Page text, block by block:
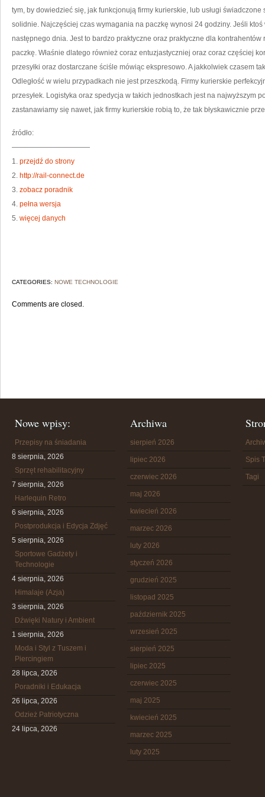
tym, by dowiedzieć się, jak funkcjonują firmy kurierskie, lub usługi świadczone
solidnie. Najczęściej czas wymagania na paczkę wynosi 24 godziny. Jeśli ktoś
następnego dnia. Jest to bardzo praktyczne oraz praktyczne dla
paczkę. Właśnie dlatego również coraz entuzjastyczniej oraz coraz częściej
przesyłki oraz dostarczane ściśle mówiąc ekspresowo. A jakkolwiek czasem
Odległość w wielu przypadkach nie jest przeszkodą. Firmy kurierskie
przesyłek. Logistyka oraz spedycja w takich jednostkach jest na najwyższym
zastanawiamy się nawet, jak firmy kurierskie robią to, że tak błyskawicznie
źródło:
———————————
1. przejdź do strony
2. http://rail-connect.de
3. zobacz poradnik
4. pełna wersja
5. więcej danych
CATEGORIES: NOWE TECHNOLOGIE
Comments are closed.
Nowe wpisy:
Przepisy na śniadania
8 sierpnia, 2026
Sprzęt rehabilitacyjny
7 sierpnia, 2026
Harlequin Retro
6 sierpnia, 2026
Postprodukcja i Edycja Zdjęć
5 sierpnia, 2026
Sportowe Gadżety i
Technologie
4 sierpnia, 2026
Himalaje (Azja)
3 sierpnia, 2026
Dźwięki Natury i Ambient
1 sierpnia, 2026
Moda i Styl z Tuszem i
Piercingiem
28 lipca, 2026
Poradniki i Edukacja
26 lipca, 2026
Odzież Patriotyczna
24 lipca, 2026
Archiwa
sierpień 2026
lipiec 2026
czerwiec 2026
maj 2026
kwiecień 2026
marzec 2026
luty 2026
styczeń 2026
grudzień 2025
listopad 2025
październik 2025
wrzesień 2025
sierpień 2025
lipiec 2025
czerwiec 2025
maj 2025
kwiecień 2025
marzec 2025
luty 2025
Spis
Tagi